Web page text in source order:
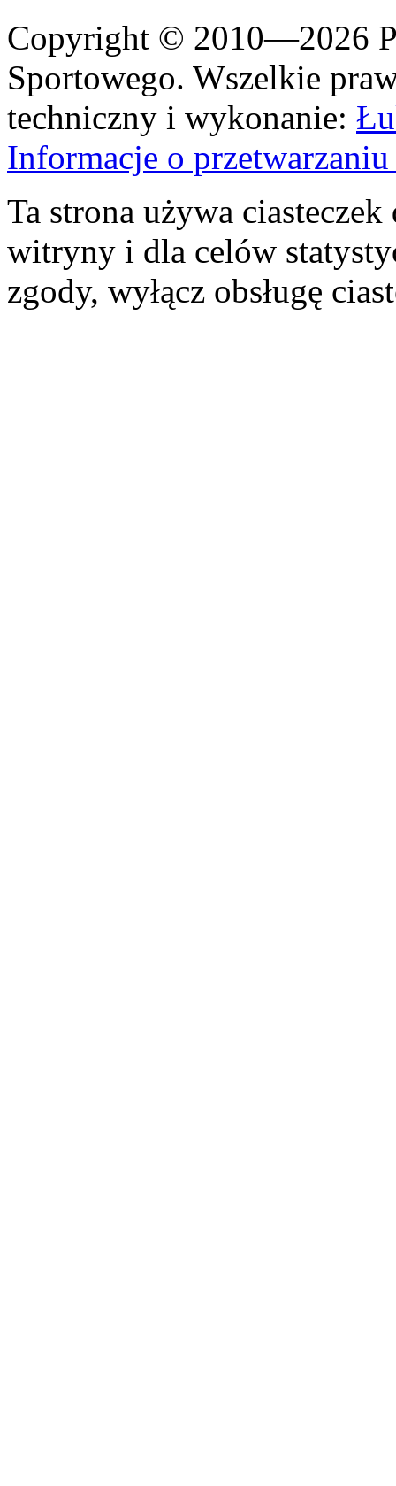
Copyright © 2010—2026
Sportowego. Wszelkie
techniczny i wykonanie:
Informacje o
Ta strona używa
witryny i dla celów
zgody, wyłącz obsługę